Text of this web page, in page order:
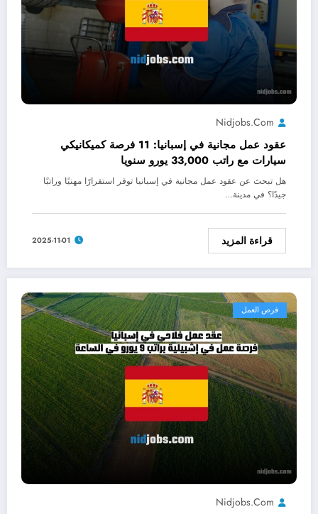
Nidjobs.com
عقود عمل مجانية في إسبانيا: 11 فرصة كميكانيكي
سيارات مع راتب 33,000 يورو سنويا
هل تبحث عن عقود عمل مجانية في إسبانيا توفر استقرارًا مهنيًا وراتبًا
جيدًا؟ في مدينة…
قراءة المزيد 2025-11-01
فرص العمل
Nidjobs.com